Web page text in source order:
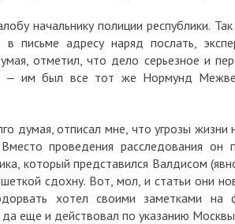
начальнику полиции республики.
письме адресу наряд послать,
отметил, что дело серьезное и
— им был все тот же Нормунд
думая, отписал мне, что угрозы жизни
проведения расследования он
который представился Валдисом
сдохну. Вот, мол, и статьи они
хотел своими заметками на
да еще и действовал по указанию